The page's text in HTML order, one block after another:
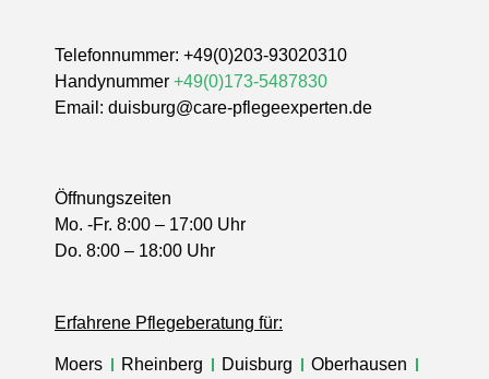
Telefonnummer: +49(0)203-93020310
Handynummer +49(0)173-5487830
Email: duisburg@care-pflegeexperten.de
Öffnungszeiten
Mo. -Fr. 8:00 – 17:00 Uhr
Do. 8:00 – 18:00 Uhr
Erfahrene Pflegeberatung für:
Moers Rheinberg Duisburg
Oberhausen